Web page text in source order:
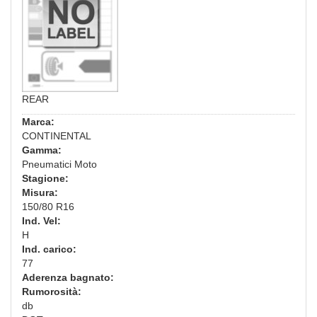
REAR
Marca:
CONTINENTAL
Gamma:
Pneumatici Moto
Stagione:
Misura:
150/80 R16
Ind. Vel:
H
Ind. carico:
77
Aderenza bagnato:
Rumorosità:
db